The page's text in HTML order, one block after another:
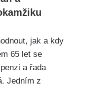
jak a kdy
65 let se
a řada
Jedním z